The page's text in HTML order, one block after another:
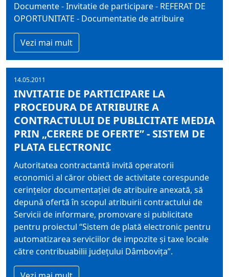
Documente - Invitatie de participare - REFERAT DE
OPORTUNITATE - Documentatie de atribuire
Vezi mai mult
14.05.2011
INVITATIE DE PARTICIPARE LA
PROCEDURA DE ATRIBUIRE A
CONTRACTULUI DE PUBLICITATE MEDIA
PRIN „CERERE DE OFERTE” - SISTEM DE
PLATA ELECTRONIC
Autoritatea contractantă invită operatorii
economici al căror obiect de activitate corespunde
cerinţelor documentaţiei de atribuire anexată, să
depună ofertă în scopul atribuirii contractului de
Servicii de informare, promovare si publicitate
pentru proiectul “Sistem de plată electronic pentru
automatizarea serviciilor de impozite şi taxe locale
către contribuabilii judeţului Dâmboviţa”.